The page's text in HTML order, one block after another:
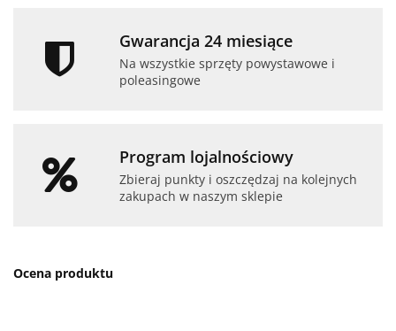
Gwarancja 24 miesiące
Na wszystkie sprzęty powystawowe i
poleasingowe
Program lojalnościowy
Zbieraj punkty i oszczędzaj na kolejnych
zakupach w naszym sklepie
Ocena produktu